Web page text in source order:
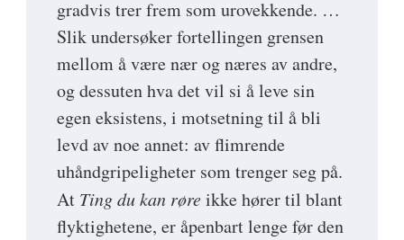
gradvis trer frem som urovekkende. …
Slik undersøker fortellingen grensen
mellom å være nær og næres av andre,
og dessuten hva det vil si å leve sin
egen eksistens, i motsetning til å bli
levd av noe annet: av flimrende
uhåndgripeligheter som trenger seg på.
At Ting du kan røreikke hører til blant
flyktighetene, er åpenbart lenge før den